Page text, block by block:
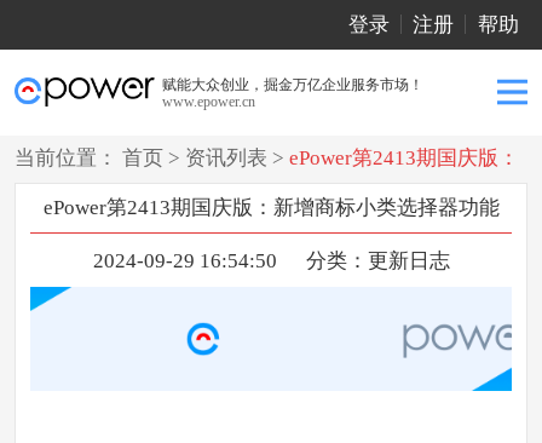
登录 注册 帮助
赋能大众创业，掘金万亿企业服务市场！
www.epower.cn
当前位置： 首页 > 资讯列表 > ePower第2413期国庆版：
新增商标小类选择器功能
ePower第2413期国庆版：新增商标小类选择器功能
2024-09-29 16:54:50 分类： 更新日志